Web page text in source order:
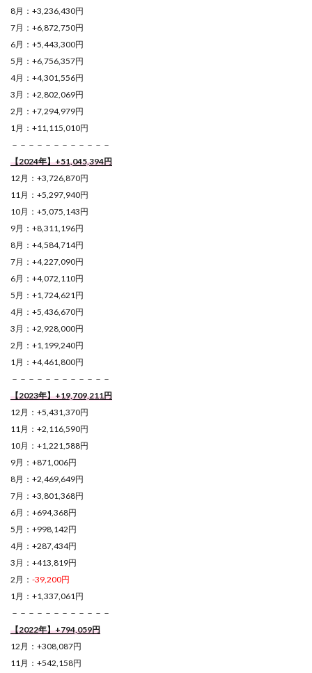
8月：+3,236,430円
7月：+6,872,750円
6月：+5,443,300円
5月：+6,756,357円
4月：+4,301,556円
3月：+2,802,069円
2月：+7,294,979円
1月：+11,115,010円
－－－－－－－－－－－－
【2024年】+51,045,394円
12月：+3,726,870円
11月：+5,297,940円
10月：+5,075,143円
9月：+8,311,196円
8月：+4,584,714円
7月：+4,227,090円
6月：+4,072,110円
5月：+1,724,621円
4月：+5,436,670円
3月：+2,928,000円
2月：+1,199,240円
1月：+4,461,800円
－－－－－－－－－－－－
【2023年】+19,709,211円
12月：+5,431,370円
11月：+2,116,590円
10月：+1,221,588円
9月：+871,006円
8月：+2,469,649円
7月：+3,801,368円
6月：+694,368円
5月：+998,142円
4月：+287,434円
3月：+413,819円
2月： -39,200円
1月：+1,337,061円
－－－－－－－－－－－－
【2022年】+794,059円
12月：+308,087円
11月：+542,158円